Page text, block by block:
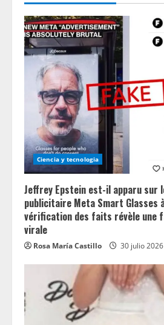
Ciencia y tecnologia
Jeffrey Epstein est-il apparu sur
publicitaire Meta Smart Glasses
vérification des faits révèle une
virale
Rosa María Castillo 30 julio 2026